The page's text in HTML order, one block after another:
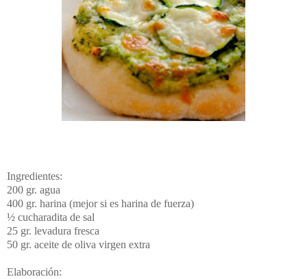
Ingredientes:
200 gr. agua
400 gr. harina (mejor si es harina de fuerza)
½ cucharadita de sal
25 gr. levadura fresca
50 gr. aceite de oliva virgen extra
Elaboración: